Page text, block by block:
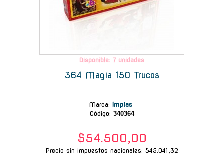
Disponible: 7 unidades
364 Magia 150 Trucos
Marca: Implas
Código: 340364
$54.500,00
Precio sin impuestos nacionales: $45.041,32